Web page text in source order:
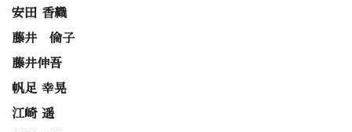
安田 香織
藤井 倫子
藤井伸吾
帆足 幸晃
江崎 遥